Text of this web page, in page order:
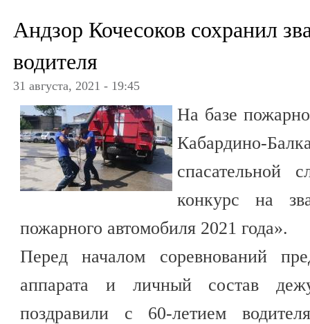
Андзор Кочесоков сохранил
водителя
31 августа, 2021 - 19:45
На базе
Кабардино-
спасательной
конкурс на
пожарного автомобиля 2021 года».
Перед началом соревнований
аппарата и личный состав
поздравили с 60-летием